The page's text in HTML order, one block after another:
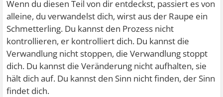
Wenn du diesen Teil von dir entdeckst, passiert es von
alleine, du verwandelst dich, wirst aus der Raupe ein
Schmetterling. Du kannst den Prozess nicht
kontrollieren, er kontrolliert dich. Du kannst die
Verwandlung nicht stoppen, die Verwandlung stoppt
dich. Du kannst die Veränderung nicht aufhalten, sie
hält dich auf. Du kannst den Sinn nicht finden, der Sinn
findet dich.